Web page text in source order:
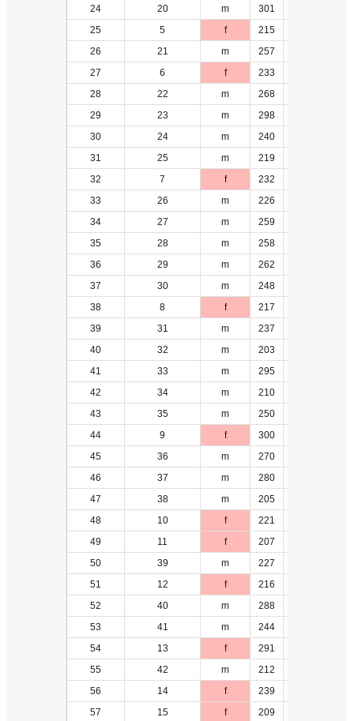
24
20 m 301
25
5 f 215
26
21 m 257
27
6 f 233
28
22 m 268
29
23 m 298
30
24 m 240
31
25 m 219
32
7 f 232
33
26 m 226
34
27 m 259
35
28 m 258
36
29 m 262
37
30 m 248
38
8 f 217
39
31 m 237
40
32 m 203
41
33 m 295
42
34 m 210
43
35 m 250
44
9 f 300
45
36 m 270
46
37 m 280
47
38 m 205
48
10 f 221
49
11 f 207
50
39 m 227
51
12 f 216
52
40 m 288
53
41 m 244
54
13 f 291
55
42 m 212
56
14 f 239
57
15 f 209